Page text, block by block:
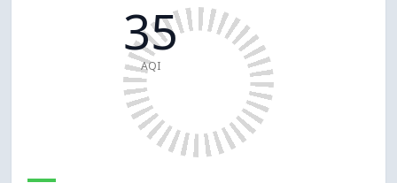
35
AQI